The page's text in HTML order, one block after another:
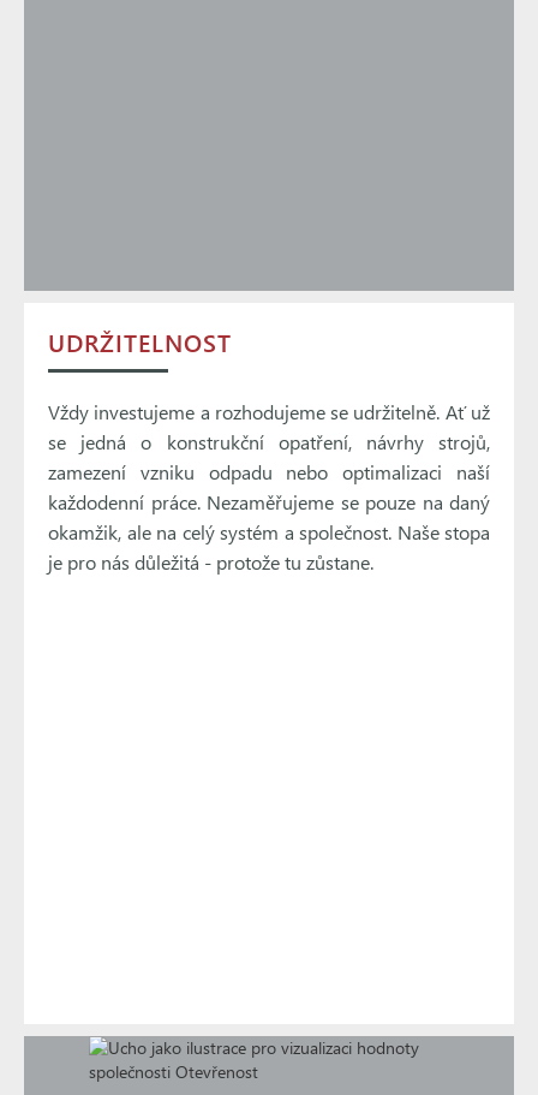
UDRŽITELNOST
Vždy investujeme a rozhodujeme se udržitelně. Ať už
se jedná o konstrukční opatření, návrhy strojů,
zamezení vzniku odpadu nebo optimalizaci naší
každodenní práce. Nezaměřujeme se pouze na daný
okamžik, ale na celý systém a společnost. Naše stopa
je pro nás důležitá - protože tu zůstane.